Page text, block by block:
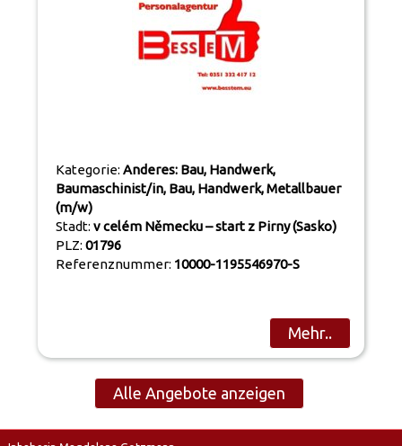
Kategorie:Anderes: Bau, Handwerk,
Baumaschinist/in, Bau, Handwerk, Metallbauer
(m/w)
Stadt:v celém Německu – start z Pirny (Sasko)
PLZ:01796
Referenznummer: 10000-1195546970-S
Mehr..
Alle Angebote anzeigen